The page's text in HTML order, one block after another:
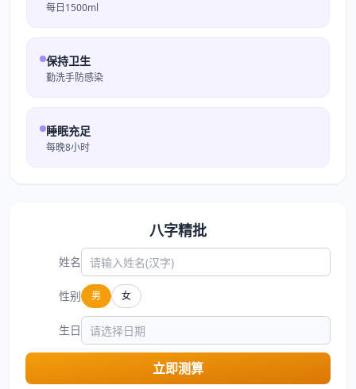
每日1500ml
保持卫生
勤洗手防感染
睡眠充足
每晚8小时
八字精批
姓名
性别 男 女
生日
立即测算